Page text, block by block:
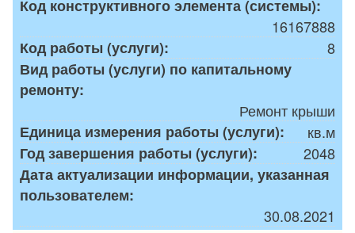
Код конструктивного элемента (системы):
16167888
Код работы (услуги):
8
Вид работы (услуги) по капитальному
ремонту:
Ремонт крыши
Единица измерения работы (услуги):
кв.м
Год завершения работы (услуги):
2048
Дата актуализации информации, указанная
пользователем:
30.08.2021